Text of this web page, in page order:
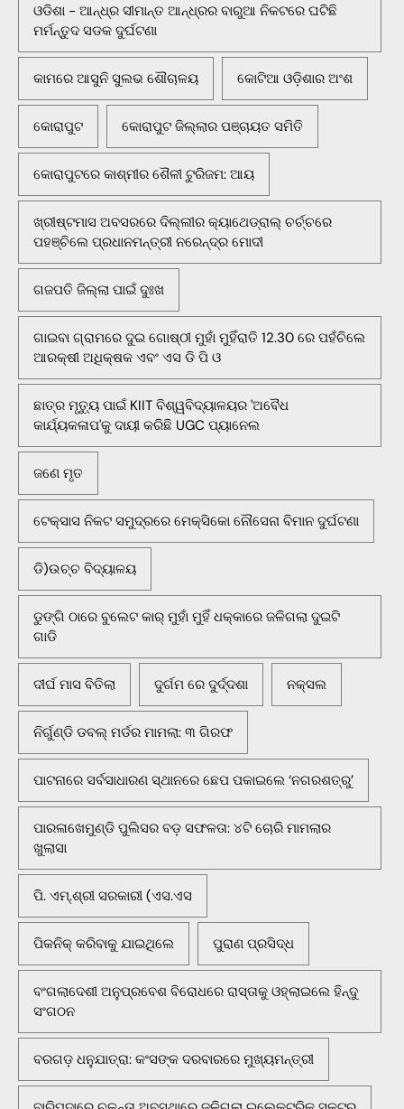
ଓଡିଶା - ଆନ୍ଧ୍ର ସୀମାନ୍ତ ଆନ୍ଧ୍ରର ବାରୁଆ ନିକଟରେ ଘଟିଛି
ମର୍ମନ୍ତୁଦ ସଡକ ଦୁର୍ଘଟଣା
କାମରେ ଆସୁନି ସୁଲଭ ଶୌଚାଳୟ କୋଟିଆ ଓଡ଼ିଶାର ଅଂଶ
କୋରାପୁଟ କୋରାପୁଟ ଜିଲ୍ଲାର ପଞ୍ଚାୟତ ସମିତି
କୋରାପୁଟରେ କାଶ୍ମୀର ଶୈଳୀ ଟୁରିଜମ: ଆୟ
ଖ୍ରୀଷ୍ଟମାସ ଅବସରରେ ଦିଲ୍ଲୀର କ୍ୟାଥେଡ୍ରାଲ୍ ଚର୍ଚ୍ଚରେ
ପହଞ୍ଚିଲେ ପ୍ରଧାନମନ୍ତ୍ରୀ ନରେନ୍ଦ୍ର ମୋଦୀ
ଗଜପତି ଜିଲ୍ଲା ପାଇଁ ଦୁଃଖ
ଗାଇବା ଗ୍ରାମରେ ଦୁଇ ଗୋଷ୍ଠୀ ମୁହାଁ ମୁହିଁରାତି 12.30 ରେ ପହଁଚିଲେ
ଆରକ୍ଷୀ ଅଧିକ୍ଷକ ଏବଂ ଏସ ଡି ପି ଓ
ଛାତ୍ର ମୃତ୍ୟୁ ପାଇଁ KIIT ବିଶ୍ୱବିଦ୍ୟାଳୟର 'ଅବୈଧ
କାର୍ଯ୍ୟକଳାପ'କୁ ଦାୟୀ କରିଛି UGC ପ୍ୟାନେଲ
ଜଣେ ମୃତ
ଟେକ୍ସାସ ନିକଟ ସମୁଦ୍ରରେ ମେକ୍ସିକୋ ନୌସେନା ବିମାନ ଦୁର୍ଘଟଣା
ଡି)ଉଚ୍ଚ ବିଦ୍ୟାଳୟ
ଡୁଙ୍ଗି ଠାରେ ବୁଲେଟ କାର୍ ମୁହାଁ ମୁହିଁ ଧକ୍କାରେ ଜଳିଗଲା ଦୁଇଟି
ଗାଡି
ଦୀର୍ଘ ମାସ ବିତିଲା ଦୁର୍ଗମ ରେ ଦୁର୍ଦ୍ଦଶା ନକ୍ସଲ
ନିର୍ଗୁଣ୍ଡି ଡବଲ୍ ମର୍ଡର ମାମଲା: ୩ ଗିରଫ
ପାଟନାରେ ସର୍ବସାଧାରଣ ସ୍ଥାନରେ ଛେପ ପକାଇଲେ ‘ନଗରଶତ୍ରୁ’
ପାରଳାଖେମୁଣ୍ଡି ପୁଲିସର ବଡ଼ ସଫଳତା: ୪ଟି ଚୋରି ମାମଲାର
ଖୁଲାସା
ପି. ଏମ୍.ଶ୍ରୀ ସରକାରୀ (ଏସ.ଏସ
ପିକନିକ୍‌ କରିବାକୁ ଯାଇଥିଲେ ପୁରାଣ ପ୍ରସିଦ୍ଧ
ବଂଗଲାଦେଶୀ ଅନୁପ୍ରବେଶ ବିରୋଧରେ ରାସ୍ତାକୁ ଓହ୍ଲାଇଲେ ହିନ୍ଦୁ
ସଂଗଠନ
ବରଗଡ଼ ଧନୁଯାତ୍ରା: କଂସଙ୍କ ଦରବାରରେ ମୁଖ୍ୟମନ୍ତ୍ରୀ